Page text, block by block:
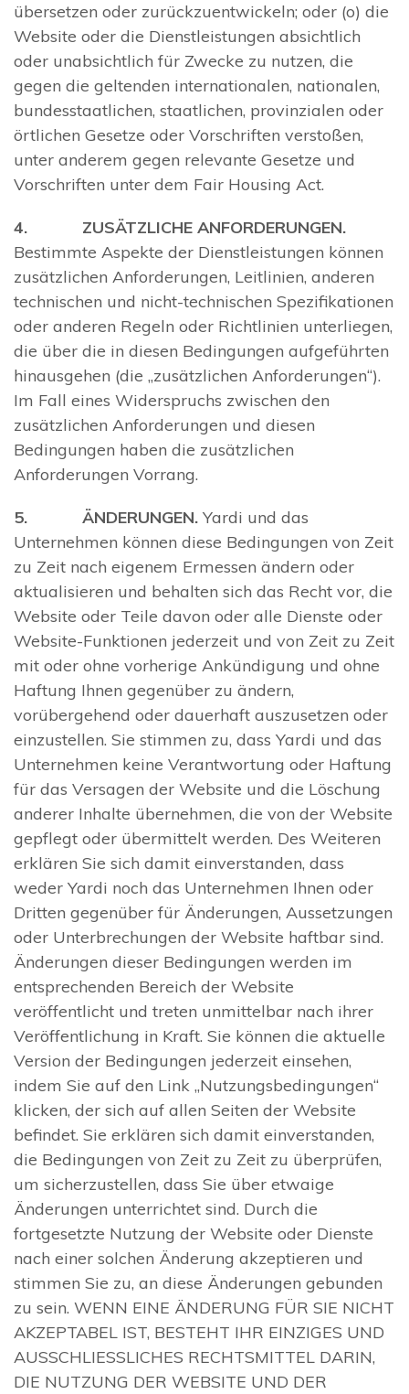
übersetzen oder zurückzuentwickeln; oder (o) die
Website oder die Dienstleistungen absichtlich
oder unabsichtlich für Zwecke zu nutzen, die
gegen die geltenden internationalen, nationalen,
bundesstaatlichen, staatlichen, provinzialen oder
örtlichen Gesetze oder Vorschriften verstoßen,
unter anderem gegen relevante Gesetze und
Vorschriften unter dem Fair Housing Act.
4. ZUSÄTZLICHE ANFORDERUNGEN.
Bestimmte Aspekte der Dienstleistungen können
zusätzlichen Anforderungen, Leitlinien, anderen
technischen und nicht-technischen Spezifikationen
oder anderen Regeln oder Richtlinien unterliegen,
die über die in diesen Bedingungen aufgeführten
hinausgehen (die „zusätzlichen Anforderungen“).
Im Fall eines Widerspruchs zwischen den
zusätzlichen Anforderungen und diesen
Bedingungen haben die zusätzlichen
Anforderungen Vorrang.
5. ÄNDERUNGEN. Yardi und das
Unternehmen können diese Bedingungen von Zeit
zu Zeit nach eigenem Ermessen ändern oder
aktualisieren und behalten sich das Recht vor, die
Website oder Teile davon oder alle Dienste oder
Website-Funktionen jederzeit und von Zeit zu Zeit
mit oder ohne vorherige Ankündigung und ohne
Haftung Ihnen gegenüber zu ändern,
vorübergehend oder dauerhaft auszusetzen oder
einzustellen. Sie stimmen zu, dass Yardi und das
Unternehmen keine Verantwortung oder Haftung
für das Versagen der Website und die Löschung
anderer Inhalte übernehmen, die von der Website
gepflegt oder übermittelt werden. Des Weiteren
erklären Sie sich damit einverstanden, dass
weder Yardi noch das Unternehmen Ihnen oder
Dritten gegenüber für Änderungen, Aussetzungen
oder Unterbrechungen der Website haftbar sind.
Änderungen dieser Bedingungen werden im
entsprechenden Bereich der Website
veröffentlicht und treten unmittelbar nach ihrer
Veröffentlichung in Kraft. Sie können die aktuelle
Version der Bedingungen jederzeit einsehen,
indem Sie auf den Link „Nutzungsbedingungen“
klicken, der sich auf allen Seiten der Website
befindet. Sie erklären sich damit einverstanden,
die Bedingungen von Zeit zu Zeit zu überprüfen,
um sicherzustellen, dass Sie über etwaige
Änderungen unterrichtet sind. Durch die
fortgesetzte Nutzung der Website oder Dienste
nach einer solchen Änderung akzeptieren und
stimmen Sie zu, an diese Änderungen gebunden
zu sein. WENN EINE ÄNDERUNG FÜR SIE NICHT
AKZEPTABEL IST, BESTEHT IHR EINZIGES UND
AUSSCHLIESSLICHES RECHTSMITTEL DARIN,
DIE NUTZUNG DER WEBSITE UND DER